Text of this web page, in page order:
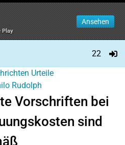
Play
Ansehen
22
Urteile
Rudolph
Vorschriften bei
sind